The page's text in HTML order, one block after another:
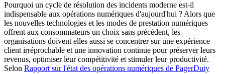
Pourquoi un cycle de résolution des incidents moderne est-il
indispensable aux opérations numériques d'aujourd'hui ? Alors que
les nouvelles technologies et les modes de prestation numériques
offrent aux consommateurs un choix sans précédent, les
organisations doivent elles aussi se concentrer sur une expérience
client irréprochable et une innovation continue pour préserver leurs
revenus, optimiser leur compétitivité et stimuler leur productivité.
Selon Rapport sur l'état des opérations numériques de PagerDuty